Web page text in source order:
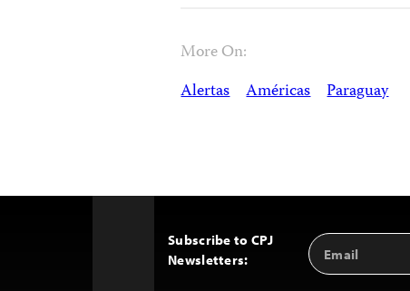
More On:
Alertas Américas Paraguay
Subscribe to CPJ
Newsletters:
Email
Address